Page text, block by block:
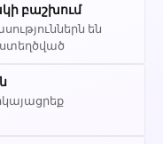
բաշխում
են